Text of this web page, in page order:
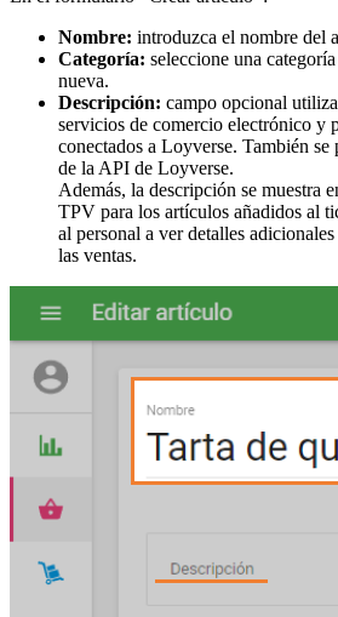
Nombre: introduzca el nombre del
Categoría: seleccione una
nueva.
Descripción: campo opcional
servicios de comercio electrónico y
conectados a Loyverse. También se
de la API de Loyverse.
Además, la descripción se muestra
TPV para los artículos añadidos al
al personal a ver detalles
las ventas.